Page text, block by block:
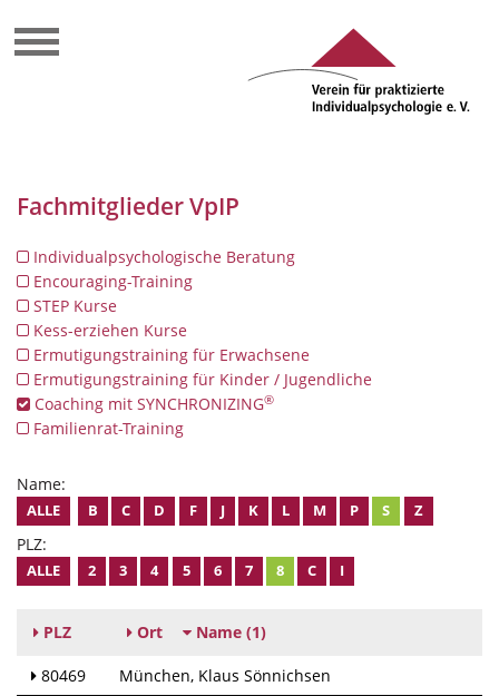
Fachmitglieder VpIP
Individualpsychologische Beratung
Encouraging-Training
STEP Kurse
Kess-erziehen Kurse
Ermutigungstraining für Erwachsene
Ermutigungstraining für Kinder / Jugendliche
Coaching mit SYNCHRONIZING®
Familienrat-Training
Name:
ALLE B C D F J K L M P S Z
PLZ:
ALLE 2 3 4 5 6 7 8 C I
PLZ Ort Name (1)
80469 München Klaus Sönnichsen